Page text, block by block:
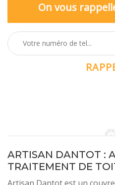
On vous
ARTISAN DANTOT :
TRAITEMENT DE